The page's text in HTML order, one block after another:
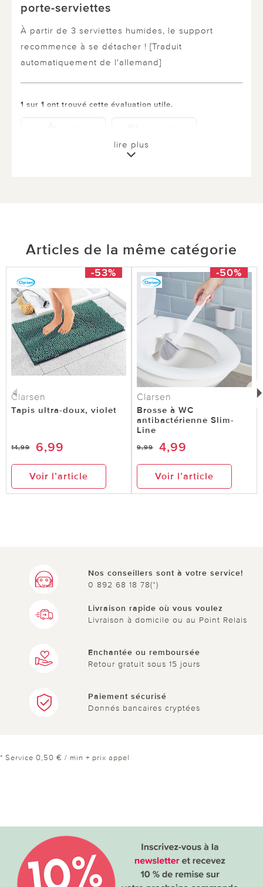
porte-serviettes
À partir de 3 serviettes humides, le support
recommence à se détacher ! [Traduit
automatiquement de l'allemand]
1 sur 1 ont trouvé cette évaluation utile.
lire plus
Articles de la même catégorie
-53%
Clarsen
Tapis ultra-doux, violet
14,99 6,99
Voir l’article
-50%
Clarsen
Brosse à WC
antibactérienne Slim-
Line
9,99 4,99
Voir l’article
Nos conseillers sont à votre service!
0 892 68 18 78(*)
Livraison rapide où vous voulez
Livraison à domicile ou au Point Relais
Enchantée ou remboursée
Retour gratuit sous 15 jours
Paiement sécurisé
Donnés bancaires cryptées
* Service 0,50 € / min + prix appel